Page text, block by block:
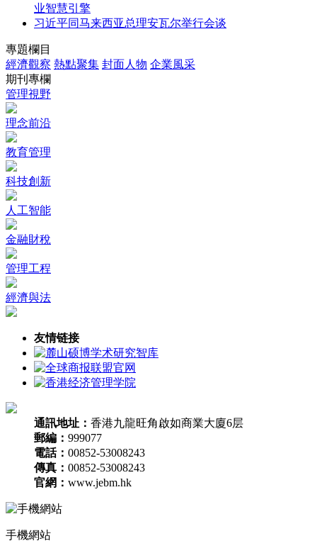
业智慧引擎
习近平同马来西亚总理安瓦尔举行会谈
專題欄目
經濟觀察 熱點聚集 封面人物 企業風采
期刊專欄
管理視野
理念前沿
教育管理
科技創新
人工智能
金融財稅
管理工程
經濟與法
友情链接
通訊地址： 香港九龍旺角啟如商業大廈6层
郵編： 999077
電話： 00852-53008243
傳真： 00852-53008243
官網： www.jebm.hk
手機網站